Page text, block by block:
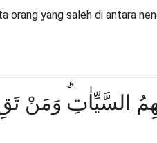
orang yang saleh di antara
السَّيِّاٰتِۗ وَمَنْ تَقِ